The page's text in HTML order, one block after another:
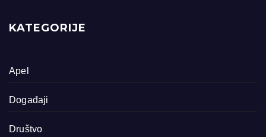
KATEGORIJE
Apel
Događaji
Društvo